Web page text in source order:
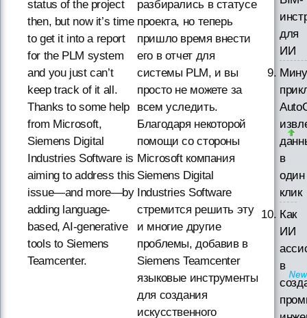
status of the project
then, but now it’s time
to get it into a report
for the PLM system
and you just can’t
keep track of it all.
Thanks to some help
from Microsoft,
Siemens Digital
Industries Software is
aiming to address this
issue—and more—by
adding language-
based, AI-generative
tools to Siemens
Teamcenter.
разбирались в статусе
проекта, но теперь
пришло время внести
его в отчет для
системы PLM, и вы
просто не можете за
всем уследить.
Благодаря некоторой
помощи со стороны
Microsoft компания
Siemens Digital
Industries Software
стремится решить эту
и многие другие
проблемы, добавив в
Siemens Teamcenter
языковые инструменты
для создания
искусственного
для
ИИ
в
один
клик
Как
ИИ
в